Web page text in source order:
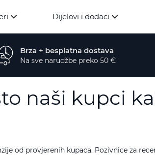
Dijelovi i dodaci
Brza + besplatna dostava
Na sve narudžbe preko 50 €
naši kupci
od provjerenih kupaca. Pozivnice za